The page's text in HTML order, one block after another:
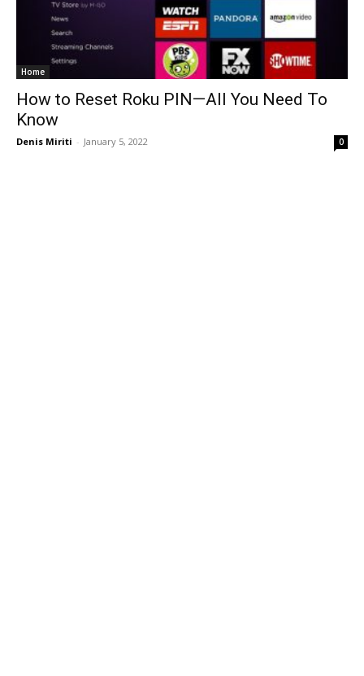
Home
How to Reset Roku PIN—All You Need To
Know
Denis Miriti - January 5, 2022 0